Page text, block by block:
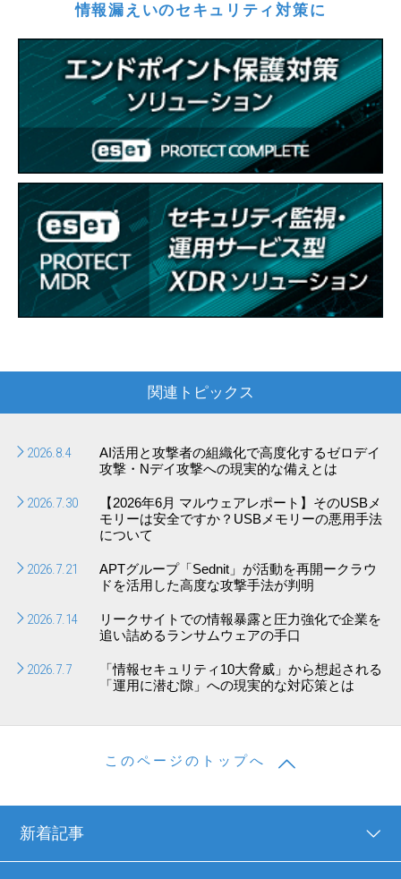
情報漏えいのセキュリティ対策に
関連トピックス
2026.8.4
AI活用と攻撃者の組織化で高度化するゼロデイ
攻撃・Nデイ攻撃への現実的な備えとは
2026.7.30
【2026年6月 マルウェアレポート】そのUSBメ
モリーは安全ですか？USBメモリーの悪用手法
について
2026.7.21
APTグループ「Sednit」が活動を再開ークラウ
ドを活用した高度な攻撃手法が判明
2026.7.14
リークサイトでの情報暴露と圧力強化で企業を
追い詰めるランサムウェアの手口
2026.7.7
「情報セキュリティ10大脅威」から想起される
「運用に潜む隙」への現実的な対応策とは
このページのトップへ
新着記事